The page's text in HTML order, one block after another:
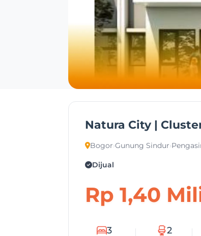
Natura City |
Bogor›Gunung Sindur›
Dijual
Rp 1,40
3 2